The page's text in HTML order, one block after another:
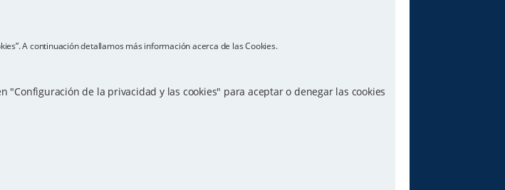
A continuación detallamos más información acerca de las Cookies.
de la privacidad y las cookies" para aceptar o denegar las cookies